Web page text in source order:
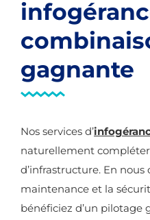
gagnante
Nos services d’
naturellement
d’infrastructure. En
maintenance et la
bénéficiez d’un pilotage